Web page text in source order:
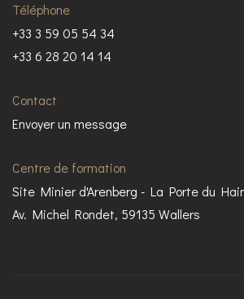
Téléphone
+33 3 59 05 54 34
+33 6 28 20 14 14
Contact
Envoyer un message
Centre de formation
Site Minier d'Arenberg - La Porte du
Av. Michel Rondet, 59135 Wallers